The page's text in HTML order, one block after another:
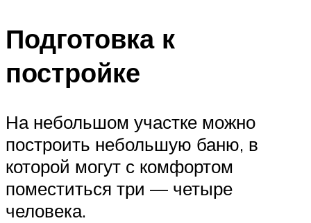
Подготовка к
постройке
На небольшом участке можно
построить небольшую баню, в
которой могут с комфортом
поместиться три — четыре
человека.